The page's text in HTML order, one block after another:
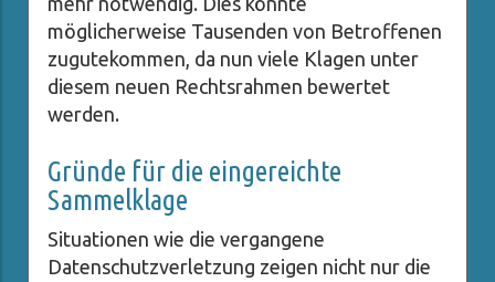
möglicherweise Tausenden von Betroffenen
zugutekommen, da nun viele Klagen unter
diesem neuen Rechtsrahmen bewertet
werden.
Gründe für die eingereichte
Sammelklage
Situationen wie die vergangene
Datenschutzverletzung zeigen nicht nur die